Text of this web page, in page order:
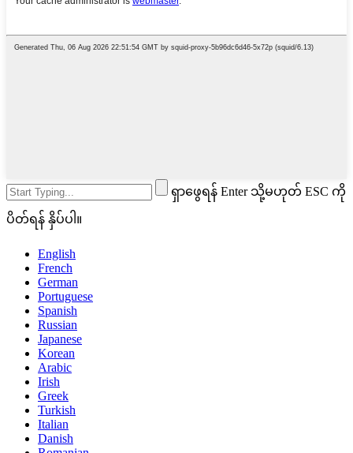
ရှာဖွေရန် Enter သို့မဟုတ် ESC ကို
ပိတ်ရန် နှိပ်ပါ။
English
French
German
Portuguese
Spanish
Russian
Japanese
Korean
Arabic
Irish
Greek
Turkish
Italian
Danish